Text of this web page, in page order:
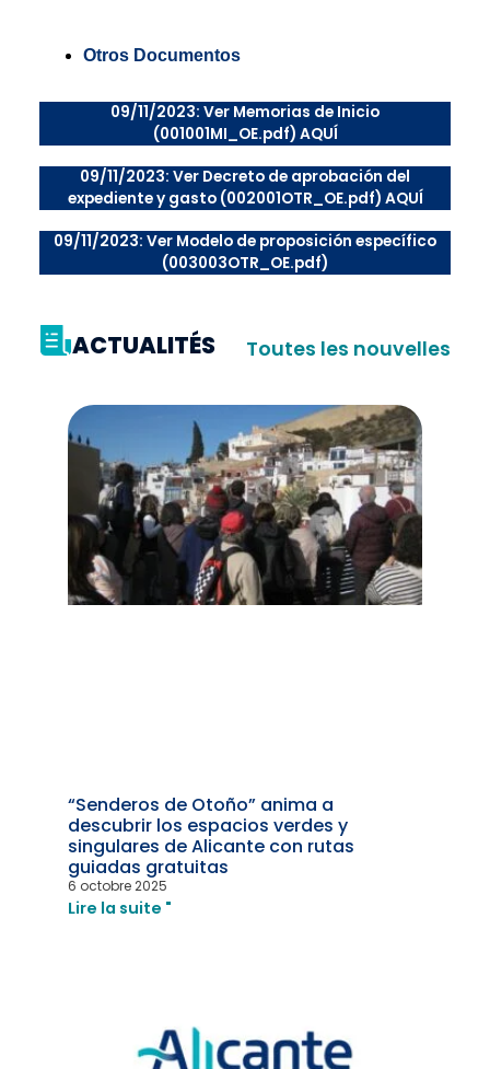
Otros Documentos
09/11/2023: Ver Memorias de Inicio
(001001MI_OE.pdf) AQUÍ
09/11/2023: Ver Decreto de aprobación del
expediente y gasto (002001OTR_OE.pdf) AQUÍ
09/11/2023: Ver Modelo de proposición específico
(003003OTR_OE.pdf)
ACTUALITÉS Toutes les nouvelles
“Senderos de Otoño” anima a
descubrir los espacios verdes y
singulares de Alicante con rutas
guiadas gratuitas
6 octobre 2025
Lire la suite "